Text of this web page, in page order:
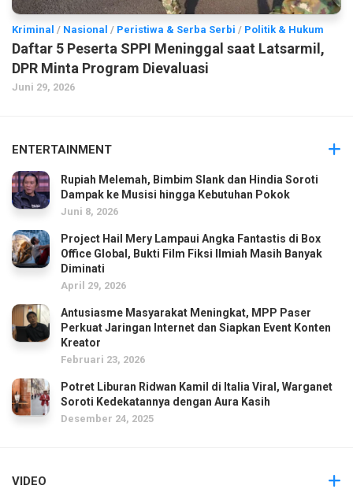
Kriminal / Nasional / Peristiwa & Serba Serbi / Politik & Hukum
Daftar 5 Peserta SPPI Meninggal saat Latsarmil,
DPR Minta Program Dievaluasi
Juni 29, 2026
ENTERTAINMENT
Rupiah Melemah, Bimbim Slank dan Hindia Soroti
Dampak ke Musisi hingga Kebutuhan Pokok
Juni 8, 2026
Project Hail Mery Lampaui Angka Fantastis di Box
Office Global, Bukti Film Fiksi Ilmiah Masih Banyak
Diminati
April 29, 2026
Antusiasme Masyarakat Meningkat, MPP Paser
Perkuat Jaringan Internet dan Siapkan Event Konten
Kreator
Februari 23, 2026
Potret Liburan Ridwan Kamil di Italia Viral, Warganet
Soroti Kedekatannya dengan Aura Kasih
Desember 24, 2025
VIDEO